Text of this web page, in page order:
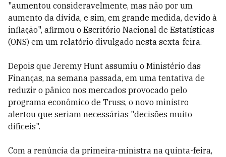
"aumentou consideravelmente, mas não por um
aumento da dívida, e sim, em grande medida, devido à
inflação", afirmou o Escritório Nacional de Estatísticas
(ONS) em um relatório divulgado nesta sexta-feira.
Depois que Jeremy Hunt assumiu o Ministério das
Finanças, na semana passada, em uma tentativa de
reduzir o pânico nos mercados provocado pelo
programa econômico de Truss, o novo ministro
alertou que seriam necessárias "decisões muito
difíceis".
Com a renúncia da primeira-ministra na quinta-feira,